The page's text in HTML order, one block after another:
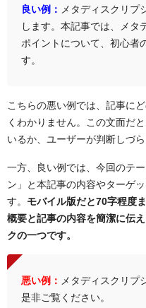
良い例： メタディスクリプ
します。本記事では、メタ
ポイントについて、初心者
す。
こちらの悪い例では、記事に
くわかりません。この文面だ
いるか、ユーザーが判断しづら
一方、良い例では、今回のテ
ン」と本記事の内容やターゲ
す。 モバイル版だと70字程度
概要と記事の内容を簡潔に伝
クの一つです。
悪い例： メタディスクリプ
是非ご覧ください。